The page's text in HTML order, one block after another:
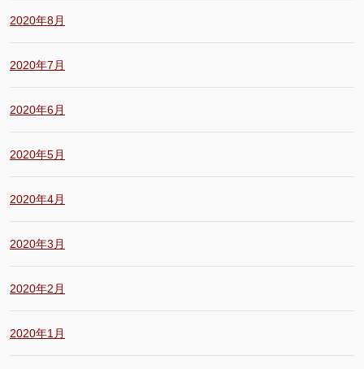
2020年8月
2020年7月
2020年6月
2020年5月
2020年4月
2020年3月
2020年2月
2020年1月